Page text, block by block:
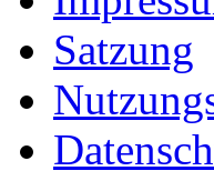
Satzung